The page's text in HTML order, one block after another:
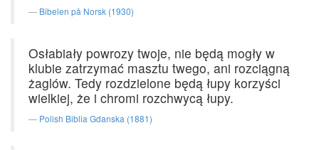
Bibelen på Norsk (1930)
Osłabiały powrozy twoje, nie będą mogły w
klubie zatrzymać masztu twego, ani rozciągną
żaglów. Tedy rozdzielone będą łupy korzyści
wielkiej, że i chromi rozchwycą łupy.
Polish Biblia Gdanska (1881)